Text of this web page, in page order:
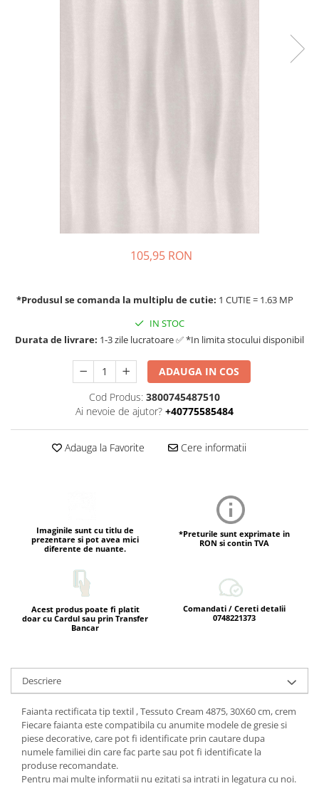
105,95 RON
*Produsul se comanda la multiplu de cutie: 1 CUTIE = 1.63 MP
IN STOC
Durata de livrare: 1-3 zile lucratoare ✅ *In limita stocului disponibil
ADAUGA IN COS
Cod Produs: 3800745487510
Ai nevoie de ajutor? +40775585484
Adauga la Favorite Cere informatii
Imaginile sunt cu titlu de
prezentare si pot avea mici
diferente de nuante.
*Preturile sunt exprimate in
RON si contin TVA
Acest produs poate fi platit
doar cu Cardul sau prin Transfer
Bancar
Comandati / Cereti detalii
0748221373
Descriere
Faianta rectificata tip textil , Tessuto Cream 4875, 30X60 cm, crem
Fiecare faianta este compatibila cu anumite modele de gresie si
piese decorative, care pot fi identificate prin cautare dupa
numele familiei din care fac parte sau pot fi identificate la
produse recomandate.
Pentru mai multe informatii nu ezitati sa intrati in legatura cu noi.